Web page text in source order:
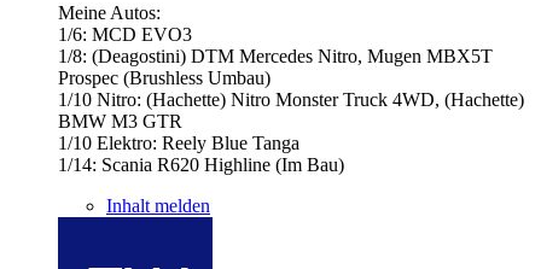
Meine Autos:
1/6: MCD EVO3
1/8: (Deagostini) DTM Mercedes Nitro, Mugen MBX5T
Prospec (Brushless Umbau)
1/10 Nitro: (Hachette) Nitro Monster Truck 4WD, (Hachette)
BMW M3 GTR
1/10 Elektro: Reely Blue Tanga
1/14: Scania R620 Highline (Im Bau)
Inhalt melden